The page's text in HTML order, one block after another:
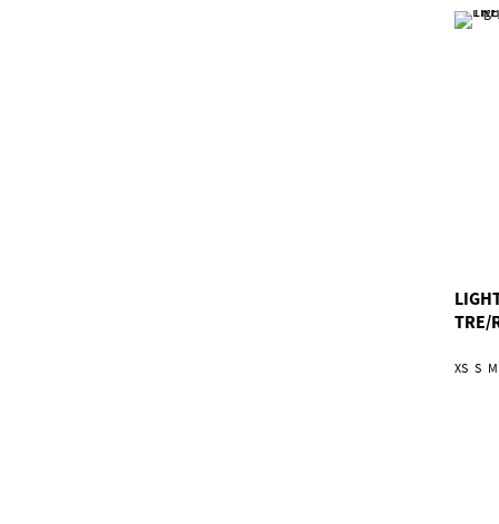
TRE/
XS S M